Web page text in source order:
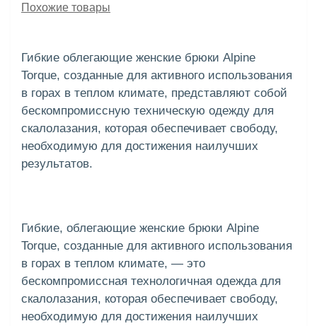
Похожие товары
Гибкие облегающие женские брюки Alpine
Torque, созданные для активного использования
в горах в теплом климате, представляют собой
бескомпромиссную техническую одежду для
скалолазания, которая обеспечивает свободу,
необходимую для достижения наилучших
результатов.
Гибкие, облегающие женские брюки Alpine
Torque, созданные для активного использования
в горах в теплом климате, — это
бескомпромиссная технологичная одежда для
скалолазания, которая обеспечивает свободу,
необходимую для достижения наилучших